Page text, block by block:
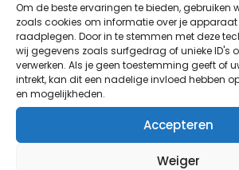
Om de beste ervaringen te bieden, gebruiken
zoals cookies om informatie over je
raadplegen. Door in te stemmen met deze
wij gegevens zoals surfgedrag of unieke ID's
verwerken. Als je geen toestemming geeft of
intrekt, kan dit een nadelige invloed hebben
en mogelijkheden.
Accepteren
Weiger
Nieuws en
Ontdek nog
nieuws